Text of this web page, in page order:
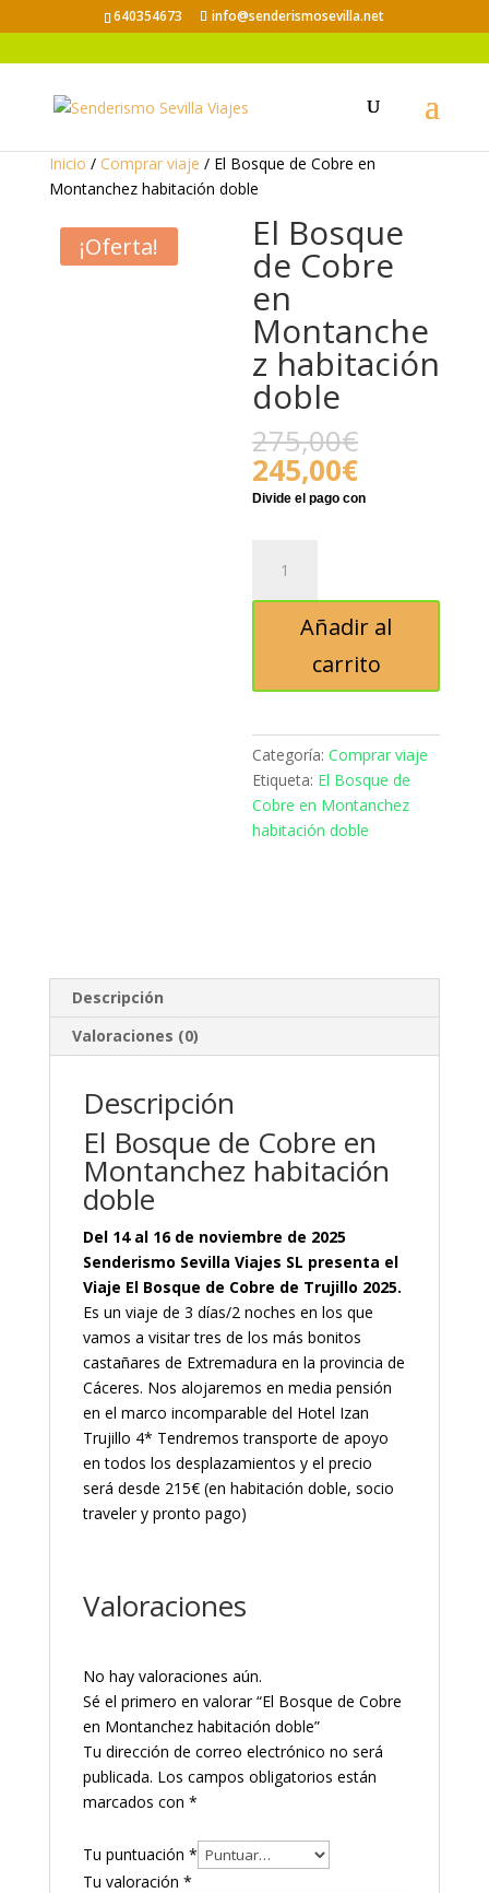
640354673 info@senderismosevilla.net
Inicio / Comprar viaje / El Bosque de Cobre en
Montanchez habitación doble
¡Oferta! El Bosque
de Cobre
en
Montanche
z habitación
doble
275,00€
245,00€El
precio
Bosque
de
Montanchez
cantidad
Añadir al
carrito
Categoría:Comprar viaje
Etiqueta: El Bosque de
Cobre en Montanchez
habitación doble
Descripción
Valoraciones (0)
Descripción
El Bosque de Cobre en
Montanchez habitación
doble
Del 14 al 16 de noviembre de 2025
Senderismo Sevilla Viajes SL presenta el
Viaje El Bosque de Cobre de Trujillo 2025.
Es un viaje de 3 días/2 noches en los que
vamos a visitar tres de los más bonitos
castañares de Extremadura en la provincia de
Cáceres. Nos alojaremos en media pensión
en el marco incomparable del Hotel Izan
Trujillo 4* Tendremos transporte de apoyo
en todos los desplazamientos y el precio
será desde 215€ (en habitación doble, socio
traveler y pronto pago)
Valoraciones
No hay valoraciones aún.
Sé el primero en valorar “El Bosque de Cobre
en Montanchez habitación doble”
Tu dirección de correo electrónico no será
publicada. Los campos obligatorios están
marcados con *
Tu puntuación *
Tu valoración *